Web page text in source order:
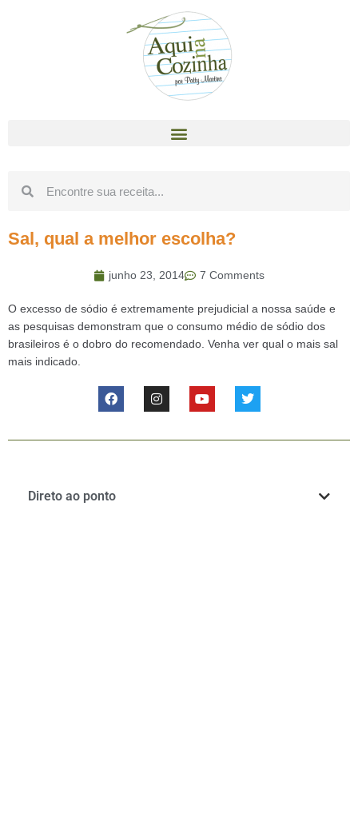
Sal, qual a melhor escolha?
junho 23, 2014 7 Comments
O excesso de sódio é extremamente prejudicial a nossa saúde e
as pesquisas demonstram que o consumo médio de sódio dos
brasileiros é o dobro do recomendado. Venha ver qual o mais sal
mais indicado.
Direto ao ponto